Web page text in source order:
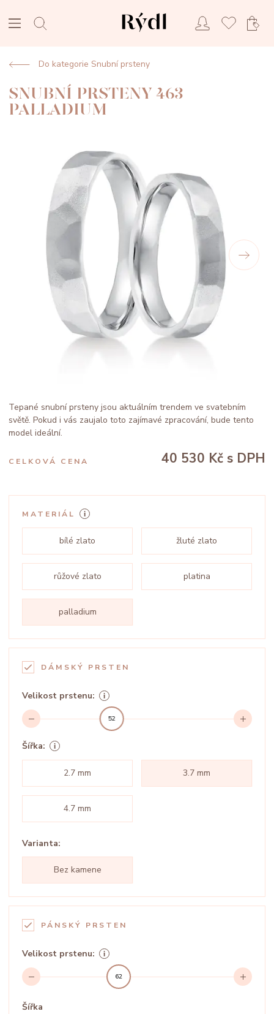
Do kategorie Snubní prsteny
SNUBNÍ PRSTENY 463
PALLADIUM
Tepané snubní prsteny jsou aktuálním trendem ve svatebním
světě. Pokud i vás zaujalo toto zajímavé zpracování, bude tento
model ideální.
CELKOVÁ CENA 40 530 Kč s DPH
MATERIÁL
bílé zlato žluté zlato
růžové zlato platina
palladium
DÁMSKÝ PRSTEN
Velikost prstenu:
52
Šířka:
2.7 mm 3.7 mm
4.7 mm
Varianta:
Bez kamene
PÁNSKÝ PRSTEN
Velikost prstenu:
62
Šířka